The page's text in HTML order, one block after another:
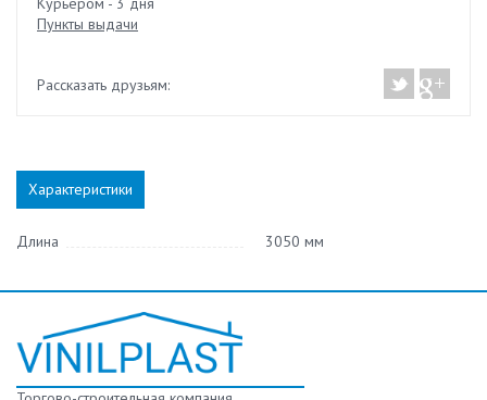
Пункты выдачи
Рассказать друзьям:
Характеристики
Длина 3050 мм